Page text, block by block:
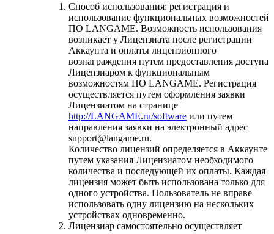
Способ использования: регистрация и
использование функциональных возможностей
ПО LANGAME. Возможность использования
возникает у Лицензиата после регистрации
Аккаунта и оплаты лицензионного
вознаграждения путем предоставления доступа
Лицензиаром к функциональным
возможностям ПО LANGAME. Регистрация
осуществляется путем оформления заявки
Лицензиатом на странице
http://LANGAME.ru/software или путем
направления заявки на электронный адрес
support@langame.ru.
Количество лицензий определяется в Аккаунте
путем указания Лицензиатом необходимого
количества и последующей их оплаты. Каждая
лицензия может быть использована только для
одного устройства. Пользователь не вправе
использовать одну лицензию на нескольких
устройствах одновременно.
Лицензиар самостоятельно осуществляет